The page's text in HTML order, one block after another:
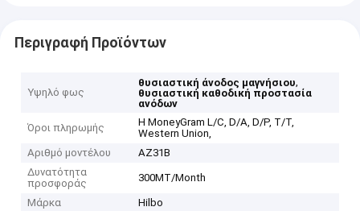
Περιγραφή Προϊόντων
Υψηλό φως
θυσιαστική άνοδος μαγνήσιου,
θυσιαστική καθοδική προστασία
ανόδων
Όροι πληρωμής
Η MoneyGram L/C, D/A, D/P, T/T,
Western Union,
Αριθμό μοντέλου
AZ31B
Δυνατότητα
προσφοράς
300MT/Month
Μάρκα
Hilbo